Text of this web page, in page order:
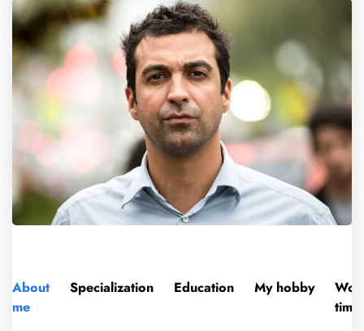
About
me
Specialization Education My hobby
time